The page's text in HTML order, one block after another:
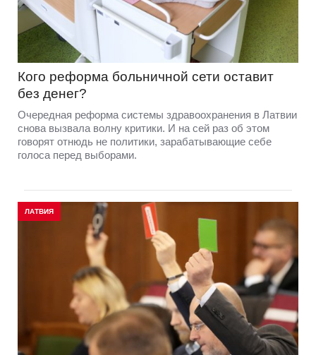
Кого реформа больничной сети оставит
без денег?
Очередная реформа системы здравоохранения в Латвии
снова вызвала волну критики. И на сей раз об этом
говорят отнюдь не политики, зарабатывающие себе
голоса перед выборами.
ЛАТВИЯ